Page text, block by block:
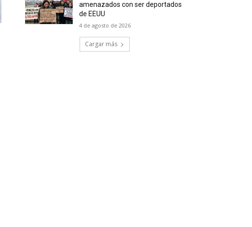
amenazados con ser deportados
de EEUU
4 de agosto de 2026
Cargar más